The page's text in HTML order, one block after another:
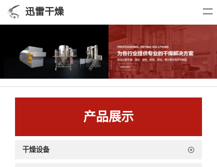
迅雷干燥
产品展示
干燥设备